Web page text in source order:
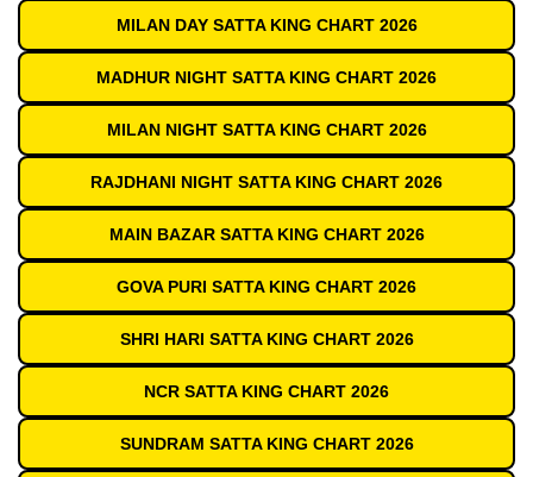
MILAN DAY SATTA KING CHART 2026
MADHUR NIGHT SATTA KING CHART 2026
MILAN NIGHT SATTA KING CHART 2026
RAJDHANI NIGHT SATTA KING CHART 2026
MAIN BAZAR SATTA KING CHART 2026
GOVA PURI SATTA KING CHART 2026
SHRI HARI SATTA KING CHART 2026
NCR SATTA KING CHART 2026
SUNDRAM SATTA KING CHART 2026